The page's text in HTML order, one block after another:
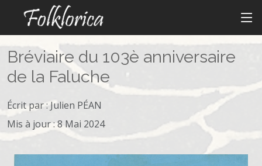
Bréviaire du 103è anniversaire
de la Faluche
Écrit par :Julien PÉAN
Mis à jour : 8 Mai 2024